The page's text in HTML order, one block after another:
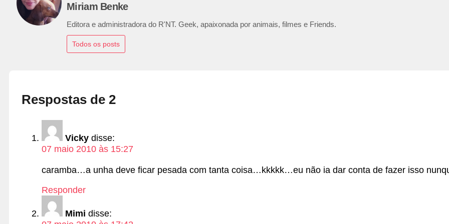
Miriam Benke
Editora e administradora do R'NT. Geek, apaixonada por animais, filmes e Friends.
Todos os posts
Respostas de 2
Vicky disse:
07 maio 2010 às 15:27
caramba…a unha deve ficar pesada com tanta coisa…kkkkk…eu não ia dar conta de fazer isso
Responder
Mimi disse: